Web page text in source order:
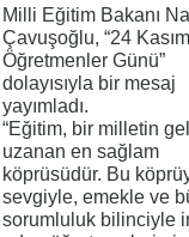
Milli Eğitim Bakanı
Çavuşoğlu, “24 Kasım
Öğretmenler Günü”
dolayısıyla bir mesaj
yayımladı.
“Eğitim, bir milletin
uzanan en sağlam
köprüsüdür. Bu
sevgiyle, emekle ve
sorumluluk bilinciyle